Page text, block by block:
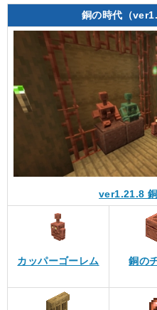
銅の時代（
ver1.21.8
カッパーゴーレム 銅の